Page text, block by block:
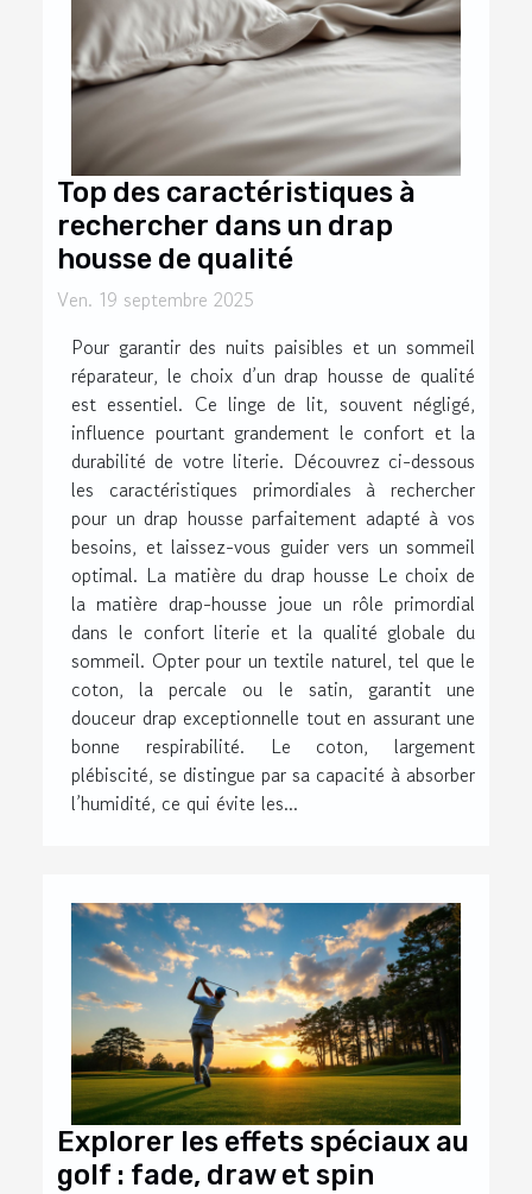
Top des caractéristiques à
rechercher dans un drap
housse de qualité
Ven. 19 septembre 2025
Pour garantir des nuits paisibles et un sommeil
réparateur, le choix d’un drap housse de qualité
est essentiel. Ce linge de lit, souvent négligé,
influence pourtant grandement le confort et la
durabilité de votre literie. Découvrez ci-dessous
les caractéristiques primordiales à rechercher
pour un drap housse parfaitement adapté à vos
besoins, et laissez-vous guider vers un sommeil
optimal. La matière du drap housse Le choix de
la matière drap-housse joue un rôle primordial
dans le confort literie et la qualité globale du
sommeil. Opter pour un textile naturel, tel que le
coton, la percale ou le satin, garantit une
douceur drap exceptionnelle tout en assurant une
bonne respirabilité. Le coton, largement
plébiscité, se distingue par sa capacité à absorber
l’humidité, ce qui évite les...
Explorer les effets spéciaux au
golf : fade, draw et spin